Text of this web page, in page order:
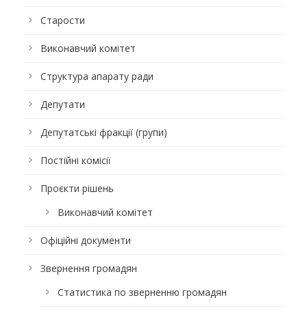
Старости
Виконавчий комітет
Структура апарату ради
Депутати
Депутатські фракції (групи)
Постійні комісії
Проєкти рішень
Виконавчий комітет
Офіційні документи
Звернення громадян
Статистика по зверненню громадян